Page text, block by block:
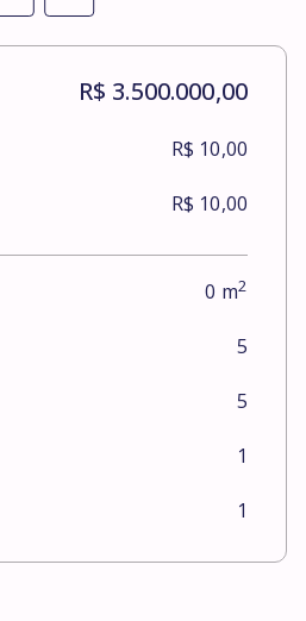
R$ 3.500.000,00
R$ 10,00
R$ 10,00
0 m2
5
5
1
1